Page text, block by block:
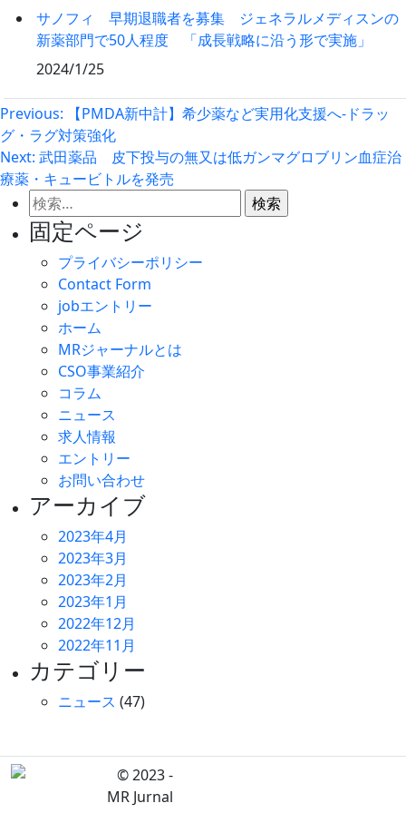
サノフィ 早期退職者を募集 ジェネラルメディスンの
新薬部門で50人程度 「成長戦略に沿う形で実施」
2024/1/25
投
稿
ナ
ビ
ゲ
Previous:
【PMDA新中計】希少薬など実用化支援へ‐ドラッ
グ・ラグ対策強化
Next: 武田薬品 皮下投与の無又は低ガンマグロブリン血症治
療薬・キュービトルを発売
検
索:
固定ページ
プライバシーポリシー
Contact Form
jobエントリー
ホーム
MRジャーナルとは
CSO事業紹介
コラム
ニュース
求人情報
エントリー
お問い合わせ
アーカイブ
2023年4月
2023年3月
2023年2月
2023年1月
2022年12月
2022年11月
カテゴリー
ニュース (47)
© 2023 -
MR Jurnal